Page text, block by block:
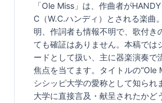
「Ole Miss」は、作曲者が
C（W.C.ハンディ）とされる楽曲
明、作詞者も情報不明で、歌付き
ても確証はありません。本稿では
ードとして扱い、主に器楽演奏で
焦点を当てます。タイトルの“Ole
シシッピ大学の愛称として知られ
大学に直接言及・献呈されたかど